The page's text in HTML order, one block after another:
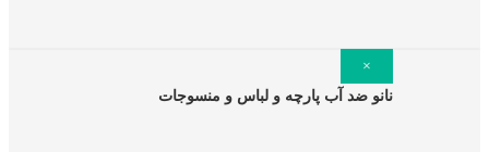
×
نانو ضد آب پارچه و لباس و منسوجات